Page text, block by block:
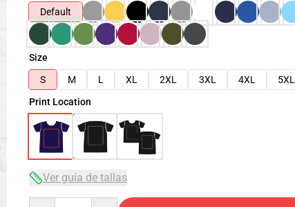
Default
Size
S
M L XL 2XL 3XL 4XL
5XL
Print Location
Ver guía de tallas